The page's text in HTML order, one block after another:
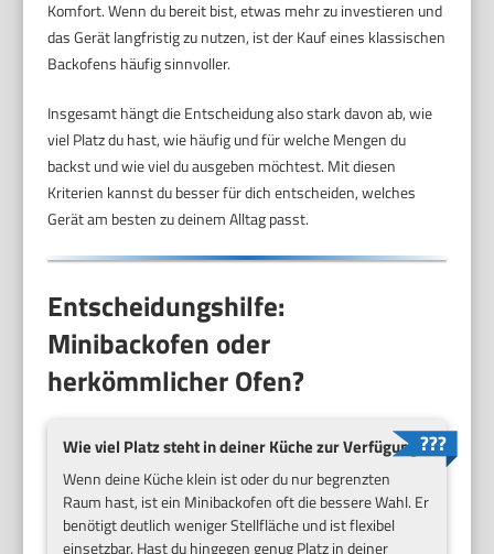
Komfort. Wenn du bereit bist, etwas mehr zu investieren und
das Gerät langfristig zu nutzen, ist der Kauf eines klassischen
Backofens häufig sinnvoller.
Insgesamt hängt die Entscheidung also stark davon ab, wie
viel Platz du hast, wie häufig und für welche Mengen du
backst und wie viel du ausgeben möchtest. Mit diesen
Kriterien kannst du besser für dich entscheiden, welches
Gerät am besten zu deinem Alltag passt.
Entscheidungshilfe:
Minibackofen oder
herkömmlicher Ofen?
Wie viel Platz steht in deiner Küche zur Verfügung?
Wenn deine Küche klein ist oder du nur begrenzten
Raum hast, ist ein Minibackofen oft die bessere Wahl. Er
benötigt deutlich weniger Stellfläche und ist flexibel
einsetzbar. Hast du hingegen genug Platz in deiner